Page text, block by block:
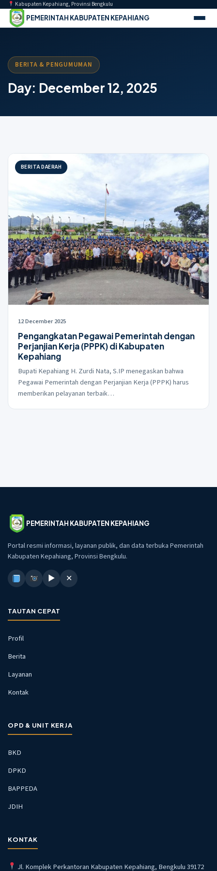
Kabupaten Kepahiang, Provinsi Bengkulu
PEMERINTAH KABUPATEN KEPAHIANG
Buk
a
BERITA & PENGUMUMAN
Day: December 12, 2025
BERITA DAERAH
12 December 2025
Pengangkatan Pegawai Pemerintah dengan
Perjanjian Kerja (PPPK) di Kabupaten
Kepahiang
Bupati Kepahiang H. Zurdi Nata, S.IP menegaskan bahwa
Pegawai Pemerintah dengan Perjanjian Kerja (PPPK) harus
memberikan pelayanan terbaik…
PEMERINTAH KABUPATEN KEPAHIANG
Portal resmi informasi, layanan publik, dan data terbuka Pemerintah
Kabupaten Kepahiang, Provinsi Bengkulu.
▶ ✕
TAUTAN CEPAT
Profil
Berita
Layanan
Kontak
OPD & UNIT KERJA
BKD
DPKD
BAPPEDA
JDIH
KONTAK
Jl. Komplek Perkantoran Kabupaten Kepahiang, Bengkulu 39172